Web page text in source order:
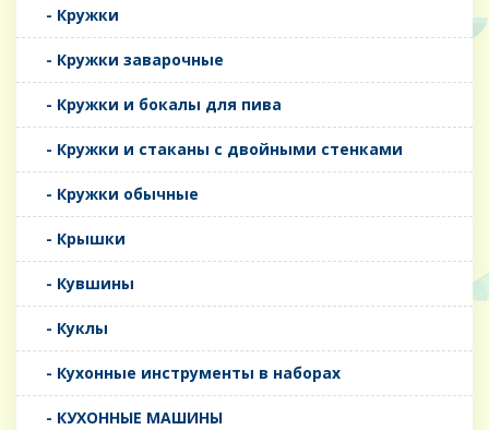
- Кружки
- Кружки заварочные
- Кружки и бокалы для пива
- Кружки и стаканы с двойными стенками
- Кружки обычные
- Крышки
- Кувшины
- Куклы
- Кухонные инструменты в наборах
- КУХОННЫЕ МАШИНЫ